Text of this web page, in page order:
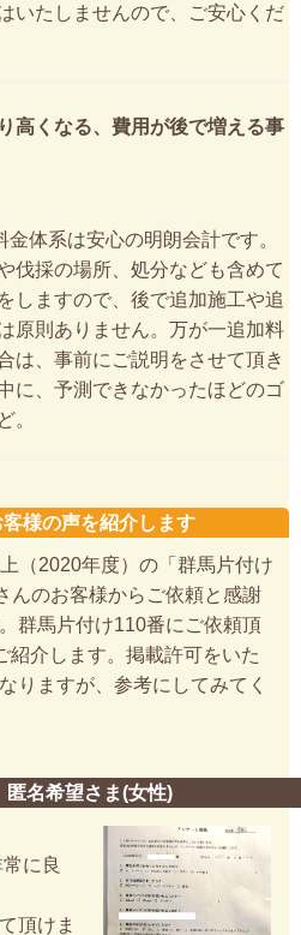
いたしませんので、ご安心くだ
高くなる、費用が後で増える事
体系は安心の明朗会計です。
伐採の場所、処分なども含めて
しますので、後で追加施工や追
原則ありません。万が一追加料
は、事前にご説明をさせて頂き
に、予測できなかったほどのゴ
。
様の声を紹介します
（2020年度）の「群馬片付け
んのお客様からご依頼と感謝
群馬片付け110番にご依頼頂
紹介します。掲載許可をいた
りますが、参考にしてみてく
名希望さま(女性)
に良
頂けま